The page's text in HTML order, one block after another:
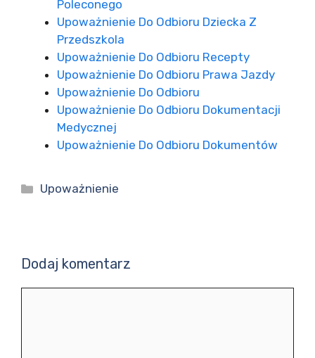
Poleconego
Upoważnienie Do Odbioru Dziecka Z
Przedszkola
Upoważnienie Do Odbioru Recepty
Upoważnienie Do Odbioru Prawa Jazdy
Upoważnienie Do Odbioru
Upoważnienie Do Odbioru Dokumentacji
Medycznej
Upoważnienie Do Odbioru Dokumentów
Kategorie
Upoważnienie
Dodaj komentarz